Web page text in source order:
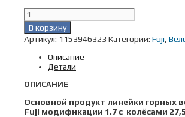
Количество
товара
27,5"
Fuji
р.23/
Серый
27,5"
В корзину
Артикул: 1153946323 Категории: Fuji
Описание
Детали
ОПИСАНИЕ
Основной продукт линейки горных
Fuji модификации 1.7 с колёсами